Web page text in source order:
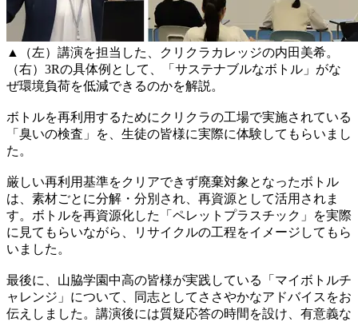
▲（左）講演を担当した、クリクラカレッジの内田美希。
（右）3Rの具体例として、「サステナブルなボトル」がな
ぜ環境負荷を低減できるのかを解説。
ボトルを再利用するためにクリクラの工場で実施されている
「臭いの検査」を、生徒の皆様に実際に体験してもらいまし
た。
厳しい再利用基準をクリアできず廃棄対象となったボトル
は、素材ごとに分解・分別され、再資源として活用されま
す。ボトルを再資源化した「ペレットプラスチック」を実際
に見てもらいながら、リサイクルの工程をイメージしてもら
いました。
最後に、山脇学園中高の皆様が実践している「マイボトルチ
ャレンジ」について、同志としてささやかなアドバイスをお
伝えしました。講演後には質疑応答の時間を設け、有意義な